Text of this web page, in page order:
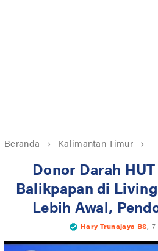
Beranda Kalimantan Timur
Donor Darah
Balikpapan di
Lebih Awal,
Hary Trunajaya BS, 7